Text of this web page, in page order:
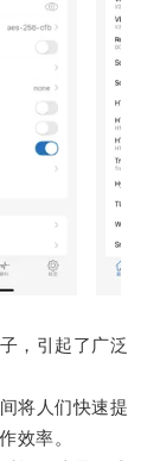
引起了广泛
将人们快速提
效率。